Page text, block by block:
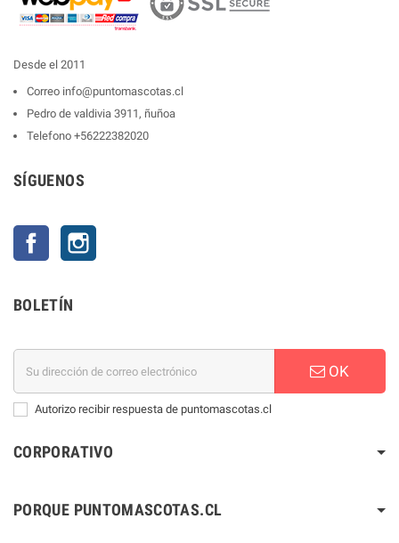
Desde el 2011
Correo info@puntomascotas.cl
Pedro de valdivia 3911, ñuñoa
Telefono +56222382020
SÍGUENOS
Facebook
BOLETÍN
OK
Autorizo recibir respuesta de puntomascotas.cl
CORPORATIVO
PORQUE PUNTOMASCOTAS.CL